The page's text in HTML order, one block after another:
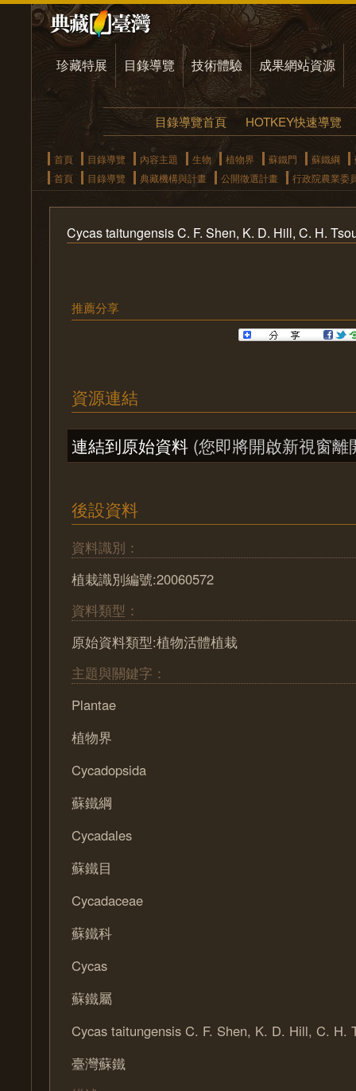
珍藏特展 目錄導覽 技術體驗 成果網站資源
目錄導覽首頁 HOTKEY快速導覽
首頁 目錄導覽 內容主題 生物 植物界 蘇鐵門 蘇鐵綱
首頁
目錄導覽 典藏機構與計畫 公開徵選計畫 行政院農業委
Cycas taitungensis C. F. Shen, K. D. Hill, C. H.
推薦分享
資源連結
連結到原始資料 (您即將開啟新視窗離
後設資料
資料識別：
植栽識別編號:20060572
資料類型：
原始資料類型:植物活體植栽
主題與關鍵字：
Plantae
植物界
Cycadopsida
蘇鐵綱
Cycadales
蘇鐵目
Cycadaceae
蘇鐵科
Cycas
蘇鐵屬
Cycas taitungensis C. F. Shen, K. D. Hill, C. H.
臺灣蘇鐵